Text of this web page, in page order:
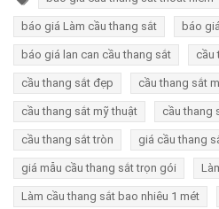
báo giá Làm cầu thang sắt báo
báo giá lan can cầu thang sắt cầu
cầu thang sắt đẹp cầu thang sắt
cầu thang sắt mỹ thuật cầu thang
cầu thang sắt tròn giá cầu thang
giá mẫu cầu thang sắt trọn gói
Làm cầu thang sắt bao nhiêu 1 mét